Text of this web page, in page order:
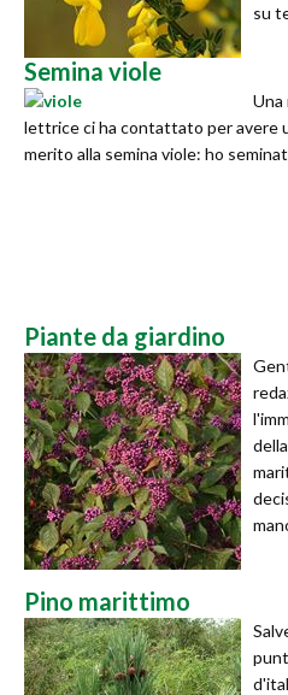
su
Semina viole
lettrice ci ha contattato per avere
merito alla semina viole: ho
Piante da giardino
Pino marittimo